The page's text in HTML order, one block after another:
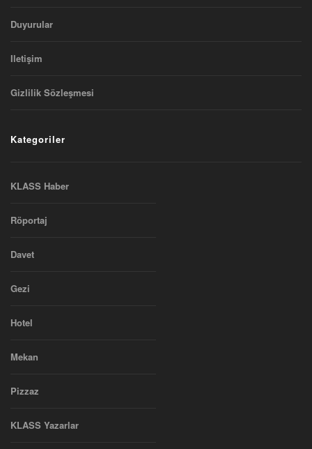
Duyurular
Iletişim
Gizlilik Sözleşmesi
Kategoriler
KLASS Haber
Röportaj
Davet
Gezi
Hotel
Mekan
Pizzaz
KLASS Yazarlar